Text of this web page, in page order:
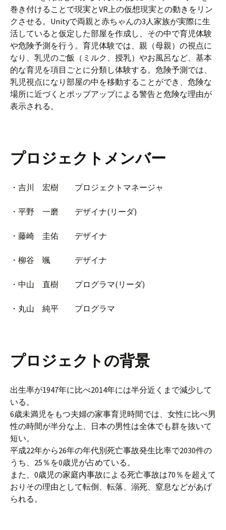
巻き付けることで現実とVR上の仮想現実との動きをリン
クさせる。Unityで両親と赤ちゃんの3人家族が実際に生
活していると仮定した部屋を作成し、その中で育児体験
や危険予測を行う。育児体験では、親（母親）の視点に
なり、乳児のご飯（ミルク、授乳）やお風呂など、基本
的な育児を項目ごとに分類し体験する。危険予測では、
乳児視点になり部屋の中を移動することができ、危険な
場所に近づくとポップアップによる警告と危険な理由が
表示される。
プロジェクトメンバー
・吉川 宏樹 プロジェクトマネージャ
・平野 一磨 デザイナ(リーダ)
・藤崎 圭佑 デザイナ
・柳谷 颯 デザイナ
・中山 直樹 プログラマ(リーダ)
・丸山 純平 プログラマ
プロジェクトの背景
出生率が1947年に比べ2014年には半分近くまで減少して
いる。
6歳未満児をもつ夫婦の家事育児時間では、女性に比べ男
性の時間が半分な上、日本の男性は全体でも群を抜いて
短い。
平成22年から26年の年代別死亡事故発生比率で2030件の
うち、25％を0歳児が占めている。
また、0歳児の家庭内事故による死亡事故は70％を超えて
おりその理由として転倒、転落、溺死、窒息などがあげ
られる。